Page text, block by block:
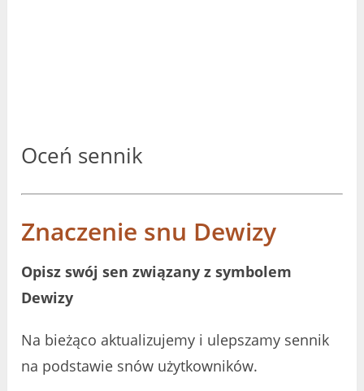
Oceń sennik
Znaczenie snu Dewizy
Opisz swój sen związany z symbolem
Dewizy
Na bieżąco aktualizujemy i ulepszamy sennik
na podstawie snów użytkowników.